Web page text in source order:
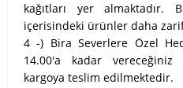
kağıtları yer almaktadır.
içerisindeki ürünler daha
4 -) Bira Severlere Özel
14.00'a kadar
kargoya teslim edilmektedir.